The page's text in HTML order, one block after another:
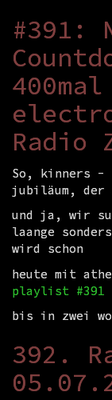
#391:
400mal
Radio
So, kinners -
jubiläum,
und ja, wir
laange
wird schon
heute mit
playlist #391
bis in zwei
392.